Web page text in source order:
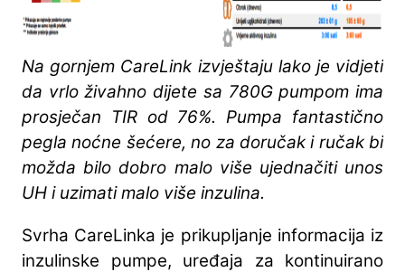
Na gornjem CareLink izvještaju lako je vidjeti
da vrlo živahno dijete sa 780G pumpom ima
prosječan TIR od 76%. Pumpa fantastično
pegla noćne šećere, no za doručak i ručak bi
možda bilo dobro malo više ujednačiti unos
UH i uzimati malo više inzulina.
Svrha CareLinka je prikupljanje informacija iz
inzulinske pumpe, uređaja za kontinuirano